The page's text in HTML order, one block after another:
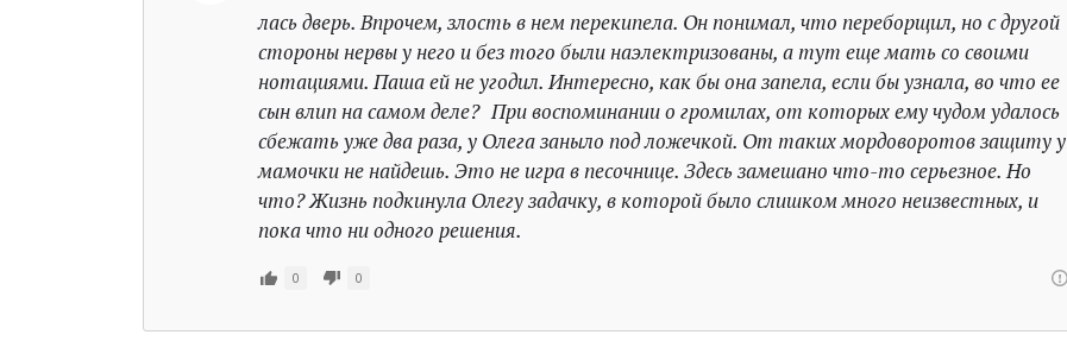
лась дверь. Впрочем, злость в нем перекипела. Он понимал, что переборщил, но с другой
стороны нервы у него и без того были наэлектризованы, а тут еще мать со своими
нотациями. Паша ей не угодил. Интересно, как бы она запела, если бы узнала, во что ее
сын влип на самом деле? При воспоминании о громилах, от которых ему чудом удалось
сбежать уже два раза, у Олега заныло под ложечкой. От таких мордоворотов защиту у
мамочки не найдешь. Это не игра в песочнице. Здесь замешано что-то серьезное. Но
что? Жизнь подкинула Олегу задачку, в которой было слишком много неизвестных, и
пока что ни одного решения.
0 0